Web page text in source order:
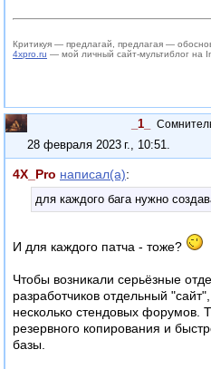
Критикуя — предлагай, предлагая —
4xpro.ru — мой личный сайт-мультиблог на
_1_
28 февраля 2023 г., 10:51.
4X_Pro написал(а):
для каждого бага нужно
И для каждого патча - тоже?
Чтобы возникали серьёзные
разработчиков отдельный
несколько стендовых форумов.
резервного копирования и
базы.